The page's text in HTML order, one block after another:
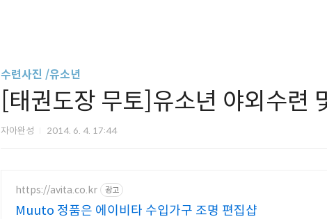
수련사진 /유소년
[태권도장 무토]유소년 야외수련
자아완성 2014. 6. 4. 17:44
https://avita.co.kr 광고
Muuto 정품은 에이비타 수입가구 조명 편집샵